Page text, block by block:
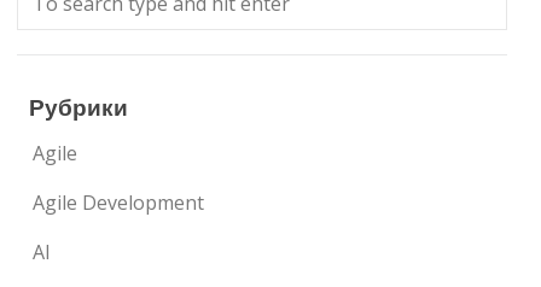
Рубрики
Agile
Agile Development
AI